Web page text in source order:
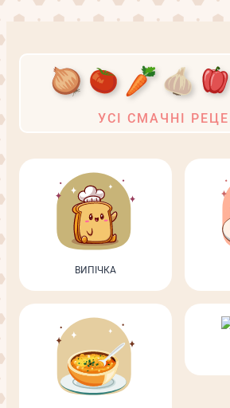
УСІ СМАЧНІ
ВИПІЧКА